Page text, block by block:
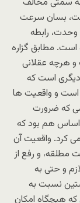
بسان سرعت
وحدت، رابطه
است. مطابق گزاره
هرچه عقلانی
دیگری است که
و واقعیت ها
که ضرورت
اساس هم بود که
کرد. واقعیت آن
مطلقه، و رفع از
و حتی به
نسبت به
که هیچگاه امکان